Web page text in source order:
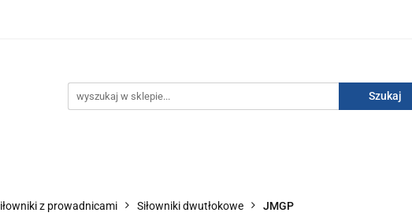
J AUTORYZOWANY DYSTRYBUTOR SMC
POWIETRZA SERIA J AUTORYZOWANY DYSTRYBUTOR SMC
z prowadnicami Siłowniki dwutłokowe JMGP